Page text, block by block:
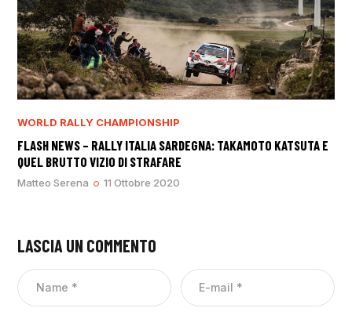
WORLD RALLY CHAMPIONSHIP
FLASH NEWS – RALLY ITALIA SARDEGNA: TAKAMOTO KATSUTA E
QUEL BRUTTO VIZIO DI STRAFARE
Matteo Serena 11 Ottobre 2020
LASCIA UN COMMENTO